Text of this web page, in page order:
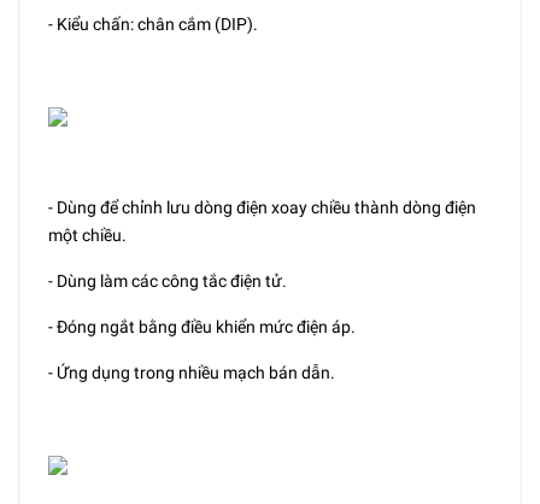
- Kiểu chấn: chân cắm (DIP).
- Dùng để chỉnh lưu dòng điện xoay chiều thành dòng điện
một chiều.
- Dùng làm các công tắc điện tử.
- Đóng ngắt bằng điều khiển mức điện áp.
- Ứng dụng trong nhiều mạch bán dẫn.